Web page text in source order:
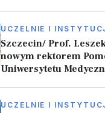
UCZELNIE I
Szczecin/ Prof.
nowym rektorem
Uniwersytetu
UCZELNIE I